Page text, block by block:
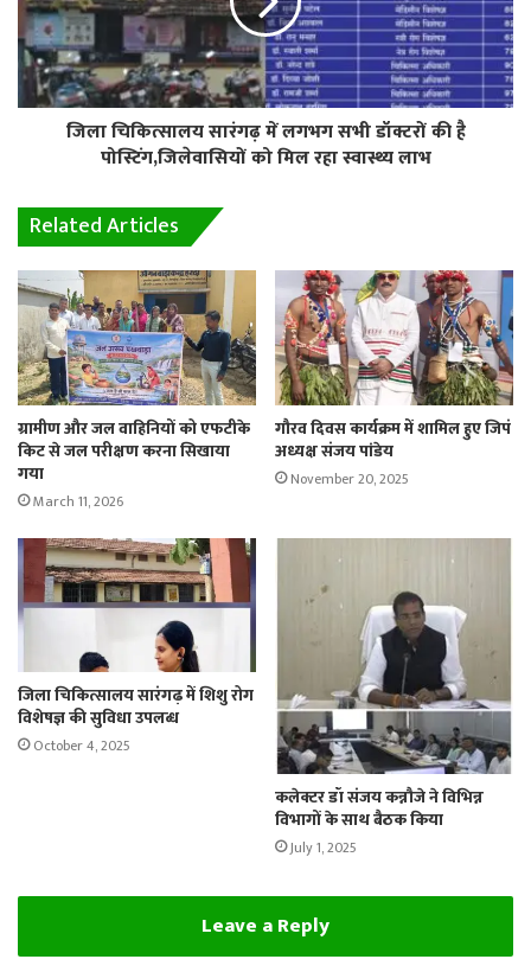
जिला चिकित्सालय सारंगढ़ में लगभग सभी डॉक्टरों की है
पोस्टिंग,जिलेवासियों को मिल रहा स्वास्थ्य लाभ
Related Articles
ग्रामीण और जल वाहिनियों को एफटीके
किट से जल परीक्षण करना सिखाया
गया
March 11, 2026
गौरव दिवस कार्यक्रम में शामिल हुए जिपं
अध्यक्ष संजय पांडेय
November 20, 2025
जिला चिकित्सालय सारंगढ़ में शिशु रोग
विशेषज्ञ की सुविधा उपलब्ध
October 4, 2025
कलेक्टर डॉ संजय कन्नौजे ने विभिन्न
विभागों के साथ बैठक किया
July 1, 2025
Leave a Reply